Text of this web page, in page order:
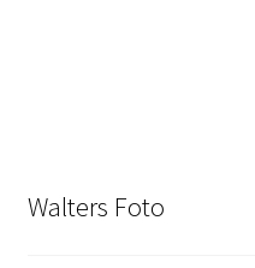
Walters Foto